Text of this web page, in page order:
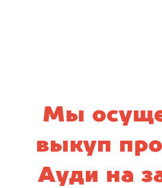
Мы
выкуп
Ауди на